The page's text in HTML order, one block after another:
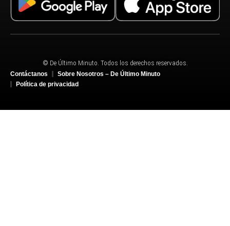
© De Último Minuto. Todos los derechos reservados.
Contáctanos
Sobre Nosotros – De Último Minuto
Política de privacidad